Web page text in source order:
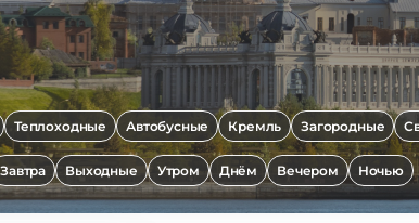
Теплоходные Автобусные Кремль Загородные
Завтра Выходные Утром Днём Вечером Ночью